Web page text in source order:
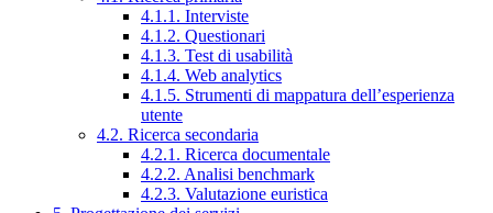
4.1.1. Interviste
4.1.2. Questionari
4.1.3. Test di usabilità
4.1.4. Web analytics
4.1.5. Strumenti di mappatura dell’esperienza
utente
4.2. Ricerca secondaria
4.2.1. Ricerca documentale
4.2.2. Analisi benchmark
4.2.3. Valutazione euristica